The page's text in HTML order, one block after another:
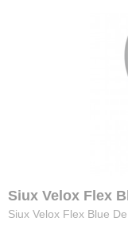
Siux Velox Flex
Siux Velox Flex Blue